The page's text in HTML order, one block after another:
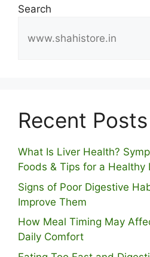
Search
Recent Posts
What Is Liver Health?
Foods & Tips for a Healthy
S⁠igns of Poor Digestive​
Improve Them
How Meal Timing May
Daily Comfort